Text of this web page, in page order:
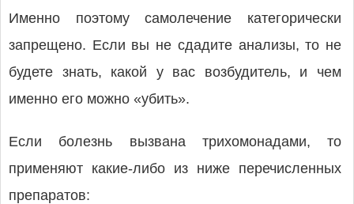
Именно поэтому самолечение категорически
запрещено. Если вы не сдадите анализы, то не
будете знать, какой у вас возбудитель, и чем
именно его можно «убить».
Если болезнь вызвана трихомонадами, то
применяют какие-либо из ниже перечисленных
препаратов: